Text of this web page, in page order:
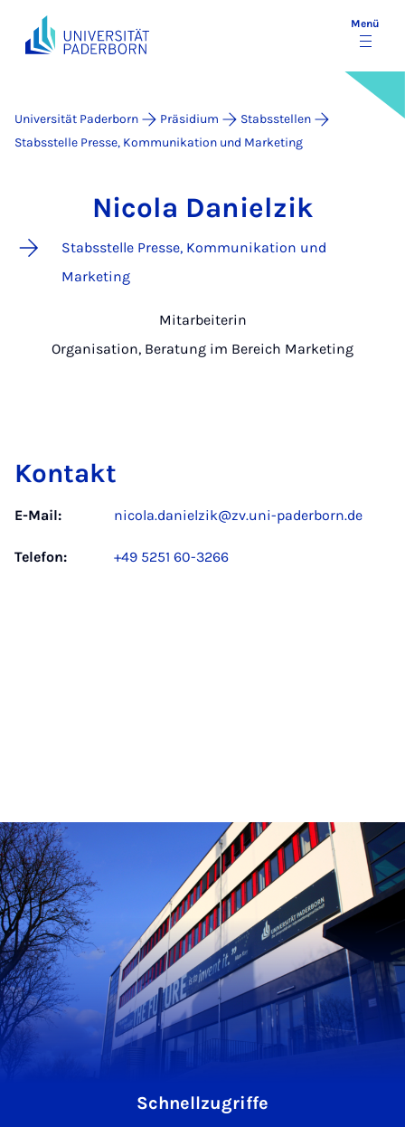
Menü
Universität Paderborn Präsidium
Stabsstellen
Stabsstelle Presse, Kommunikation und Marketing
Nicola Danielzik
Stabsstelle Presse, Kommunikation und
Marketing
Mitarbeiterin
Organisation, Beratung im Bereich Marketing
Kontakt
E-Mail: nicola.danielzik@zv.uni-paderborn.de
Telefon: +49 5251 60-3266
Schnellzugriffe